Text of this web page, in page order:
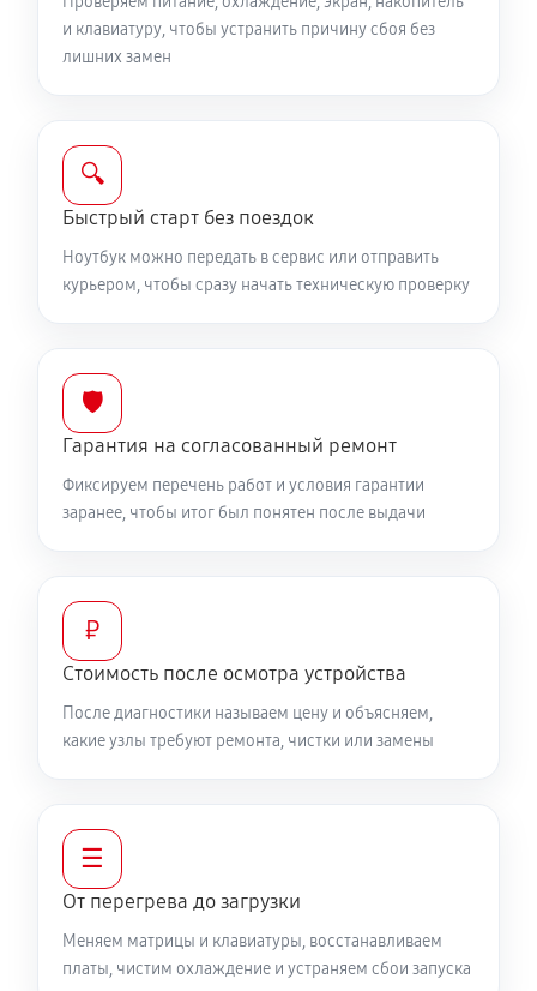
Ремонт цепей питания
2250 руб
Ремонт разъема питания
Настройка BIOS ноутбука MSI 14 B11MOU1240RU
590 руб 60 минут
Ремонт подсветки ноутбука MSI 14 B11MOU1240RU
Настройка ОС ноутбука MSI 14 B11MOU1240RU
Замена HDMI ноутбука MSI 14 B11MOU1240RU
450 руб 60 минут
и клавиатуру, чтобы устранить причину сбоя без
лишних замен
🔍
Быстрый старт без поездок
Ноутбук можно передать в сервис или отправить
курьером, чтобы сразу начать техническую проверку
🛡️
Гарантия на согласованный ремонт
Фиксируем перечень работ и условия гарантии
заранее, чтобы итог был понятен после выдачи
₽
Стоимость после осмотра устройства
После диагностики называем цену и объясняем,
какие узлы требуют ремонта, чистки или замены
☰
От перегрева до загрузки
Меняем матрицы и клавиатуры, восстанавливаем
платы, чистим охлаждение и устраняем сбои запуска